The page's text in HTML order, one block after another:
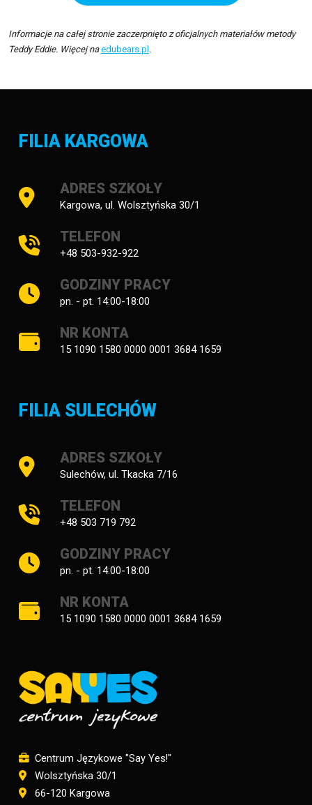
Informacje na całej stronie zaczerpnięto z oficjalnych materiałów metody
Teddy Eddie. Więcej naedubears.pl .
FILIA KARGOWA
ADRES SZKOŁY
Kargowa, ul. Wolsztyńska 30/1
TELEFON
+48 503-932-922
GODZINY PRACY
pn. - pt. 14:00-18:00
NR KONTA
15 1090 1580 0000 0001 3684 1659
FILIA SULECHÓW
ADRES SZKOŁY
Sulechów, ul. Tkacka 7/16
TELEFON
+48 503 719 792
GODZINY PRACY
pn. - pt. 14:00-18:00
NR KONTA
15 1090 1580 0000 0001 3684 1659
Centrum Językowe "Say Yes!"
Wolsztyńska 30/1
66-120 Kargowa